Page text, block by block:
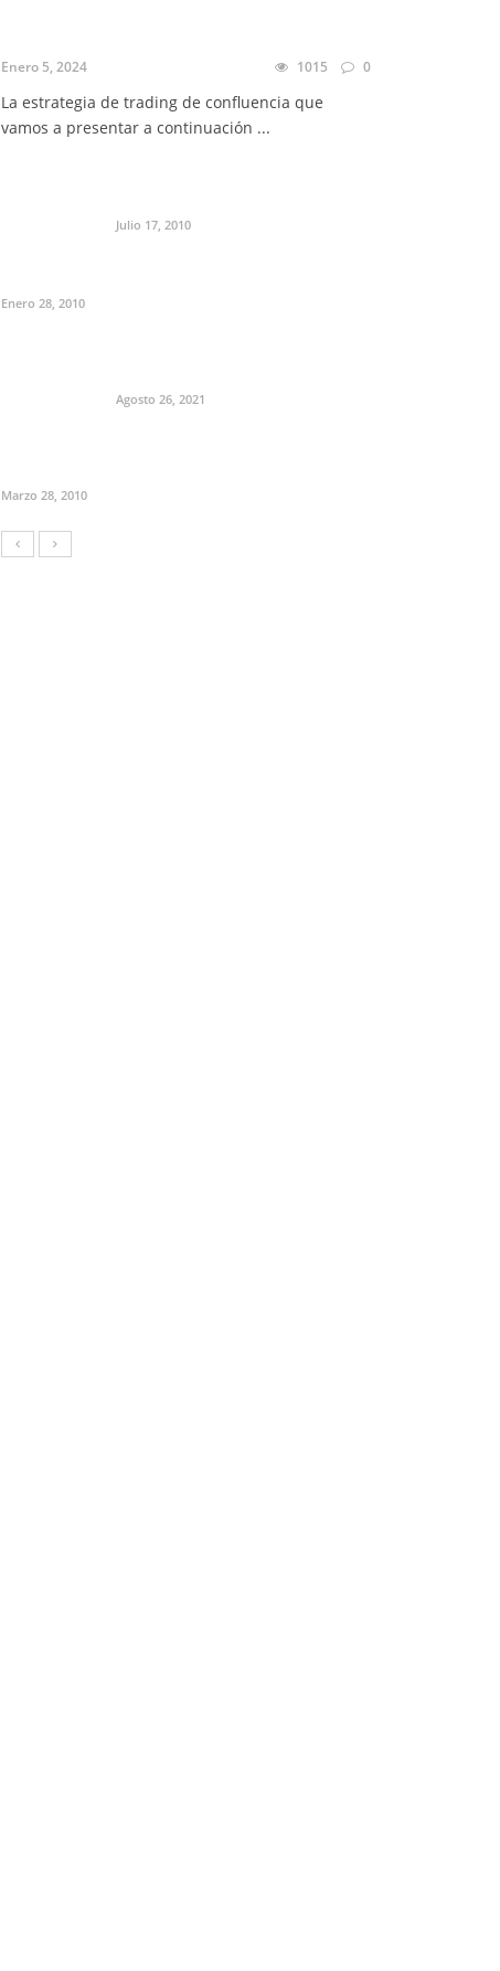
Enero 5, 2024 1015 0
La estrategia de trading de confluencia que
vamos a presentar a continuación ...
Julio 17, 2010
Enero 28, 2010
Agosto 26, 2021
Marzo 28, 2010